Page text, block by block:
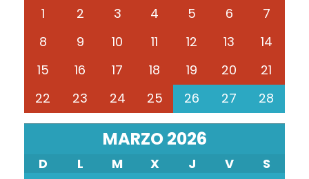
1
2 3 4 5 6
7
8
9 10 11 12 13
14
15
16 17 18 19 20
21
22
23 24 25 26 27 28
MARZO 2026
D L M X J V
S